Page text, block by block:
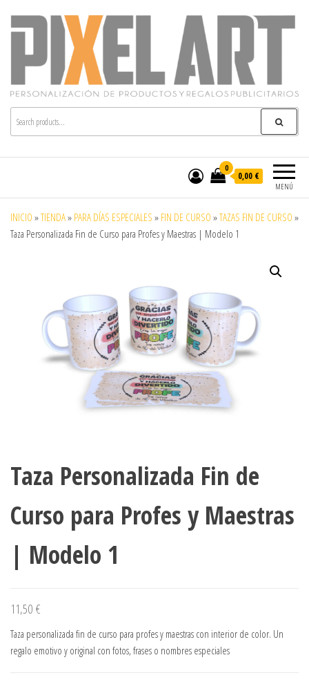
Pixelart
Especialistas en textil publicitario y regalos
personalizados en móstoles
MENÚ
0
0,00 €
INICIO »TIENDA» PARA DÍAS ESPECIALES » FIN DE CURSO »TAZAS FIN DE CURSO »
Taza Personalizada Fin de Curso para Profes y Maestras | Modelo 1
Taza Personalizada Fin de
Curso para Profes y Maestras
| Modelo 1
11,50 €
Taza personalizada fin de curso para profes y maestras con interior de color. Un
regalo emotivo y original con fotos, frases o nombres especiales